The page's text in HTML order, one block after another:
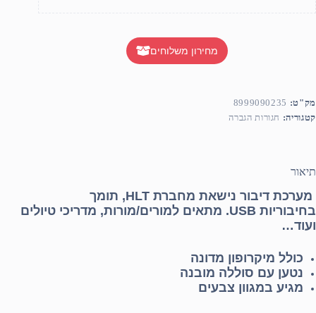
מחירון משלוחים
מק"ט: 8999090235
קטגוריה: חגורות הגברה
תיאור
מערכת דיבור נישאת מחברת HLT, תומך
בחיבוריות USB. מתאים למורים/מורות, מדריכי טיולים
ועוד…
כולל מיקרופון מדונה
נטען עם סוללה מובנה
מגיע במגוון צבעים